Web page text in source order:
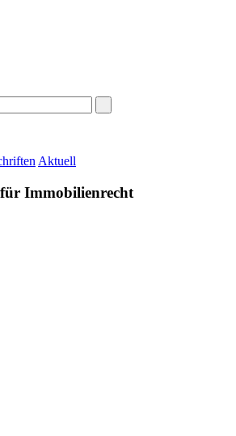
Aktuell
Immobilienrecht